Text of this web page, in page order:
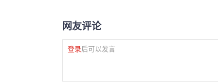
网友评论
登录后可以发言